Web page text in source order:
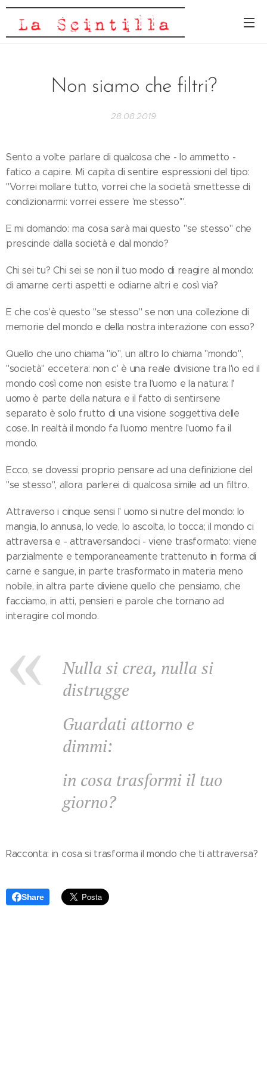
Non siamo che filtri?
28.08.2019
Sento a volte parlare di qualcosa che - lo ammetto -
fatico a capire. Mi capita di sentire espressioni del tipo:
"Vorrei mollare tutto, vorrei che la società smettesse di
condizionarmi: vorrei essere 'me stesso'".
E mi domando: ma cosa sarà mai questo "se stesso" che
prescinde dalla società e dal mondo?
Chi sei tu? Chi sei se non il tuo modo di reagire al mondo:
di amarne certi aspetti e odiarne altri e così via?
E che cos'è questo "se stesso" se non una collezione di
memorie del mondo e della nostra interazione con esso?
Quello che uno chiama "io", un altro lo chiama "mondo",
"società" eccetera: non c' è una reale divisione tra l'io ed il
mondo così come non esiste tra l'uomo e la natura: l'
uomo è parte della natura e il fatto di sentirsene
separato è solo frutto di una visione soggettiva delle
cose. In realtà il mondo fa l'uomo mentre l'uomo fa il
mondo.
Ecco, se dovessi proprio pensare ad una definizione del
"se stesso", allora parlerei di qualcosa simile ad un filtro.
Attraverso i cinque sensi l' uomo si nutre del mondo: lo
mangia, lo annusa, lo vede, lo ascolta, lo tocca; il mondo ci
attraversa e - attraversandoci - viene trasformato: viene
parzialmente e temporaneamente trattenuto in forma di
carne e sangue, in parte trasformato in materia meno
nobile, in altra parte diviene quello che pensiamo, che
facciamo, in atti, pensieri e parole che tornano ad
interagire col mondo.
Nulla si crea, nulla si
distrugge
Guardati attorno e
dimmi:
in cosa trasformi il tuo
giorno?
Racconta: in cosa si trasforma il mondo che ti attraversa?
Share